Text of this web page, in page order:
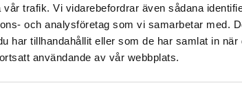
trafik. Vi vidarebefordrar även sådana
och analysföretag som vi samarbetar med.
har tillhandahållit eller som de har samlat in
användande av vår webbplats.
Vähemmän tunnettu on mehiläiskitti joka
voidaan myös kutsua Propolikseksi, omaten
sen mielenkiintoiseksi terveyden kannalta.
aineesta ja yhdessä ne luovat ainutlaatuisen
se sisältää monia kiinnostavia bioflavonoideja.